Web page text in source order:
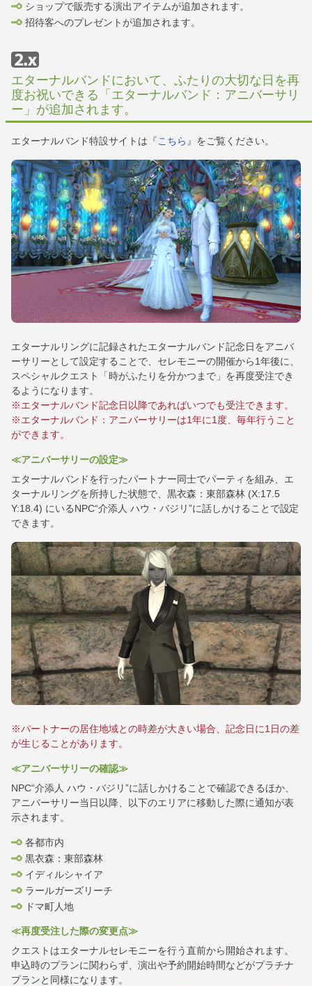
ショップで販売する演出アイテムが追加されます。
招待客へのプレゼントが追加されます。
エターナルバンドにおいて、ふたりの大切な日を再
度お祝いできる「エターナルバンド：アニバーサリ
ー」が追加されます。
エターナルバンド特設サイトは『こちら 』をご覧ください。
エターナルリングに記録されたエターナルバンド記念日をアニバ
ーサリーとして設定することで、セレモニーの開催から1年後に、
スペシャルクエスト「時がふたりを分かつまで」を再度受注でき
るようになります。
※エターナルバンド記念日以降であればいつでも受注できます。
※エターナルバンド：アニバーサリーは1年に1度、毎年行うこと
ができます。
≪アニバーサリーの設定≫
エターナルバンドを行ったパートナー同士でパーティを組み、エ
ターナルリングを所持した状態で、黒衣森：東部森林 (X:17.5
Y:18.4) にいるNPC“介添人 ハウ・バジリ”に話しかけることで設定
できます。
※パートナーの居住地域との時差が大きい場合、記念日に1日の差
が生じることがあります。
≪アニバーサリーの確認≫
NPC“介添人 ハウ・バジリ”に話しかけることで確認できるほか、
アニバーサリー当日以降、以下のエリアに移動した際に通知が表
示されます。
各都市内
黒衣森：東部森林
イディルシャイア
ラールガーズリーチ
ドマ町人地
≪再度受注した際の変更点≫
クエストはエターナルセレモニーを行う直前から開始されます。
申込時のプランに関わらず、演出や予約開始時間などがプラチナ
プランと同様になります。